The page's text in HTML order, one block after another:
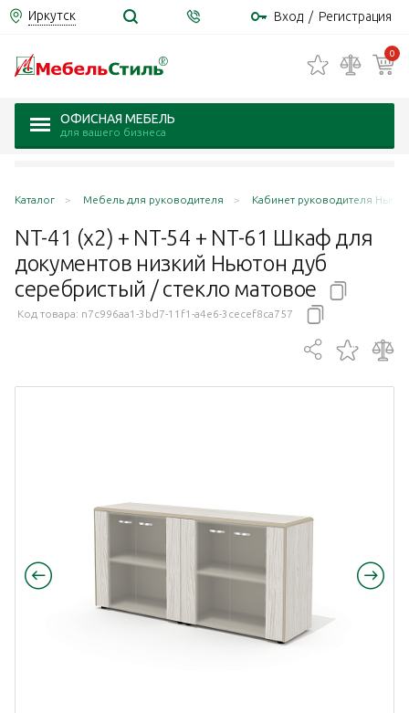
Иркутск Вход / Регистрация
0
ОФИСНАЯ МЕБЕЛЬ
для вашего бизнеса
Каталог Мебель для руководителя Кабинет руководителя
NT-41 (х2) + NT-54 + NT-61 Шкаф для
документов низкий Ньютон дуб
серебристый / стекло матовое
Код товара: n7c996aa1-3bd7-11f1-a4e6-3cecef8ca757